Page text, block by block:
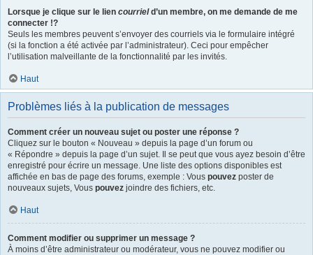
Lorsque je clique sur le lien courrield’un membre, on me demande de me
connecter !?
Seuls les membres peuvent s’envoyer des courriels via le formulaire intégré
(si la fonction a été activée par l’administrateur). Ceci pour empêcher
l’utilisation malveillante de la fonctionnalité par les invités.
Haut
Problèmes liés à la publication de messages
Comment créer un nouveau sujet ou poster une réponse ?
Cliquez sur le bouton « Nouveau » depuis la page d’un forum ou
« Répondre » depuis la page d’un sujet. Il se peut que vous ayez besoin d’être
enregistré pour écrire un message. Une liste des options disponibles est
affichée en bas de page des forums, exemple : Vous pouvez poster de
nouveaux sujets, Vous pouvez joindre des fichiers, etc.
Haut
Comment modifier ou supprimer un message ?
À moins d’être administrateur ou modérateur, vous ne pouvez modifier ou